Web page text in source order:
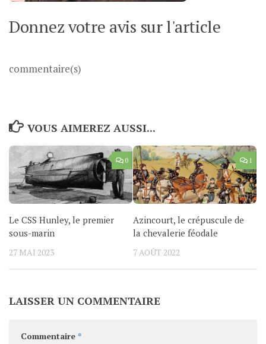
Donnez votre avis sur l'article
commentaire(s)
VOUS AIMEREZ AUSSI...
0
Le CSS Hunley, le premier
sous-marin
27 MAI 2023
1
Azincourt, le crépuscule de
la chevalerie féodale
7 AOÛT 2022
LAISSER UN COMMENTAIRE
Commentaire *